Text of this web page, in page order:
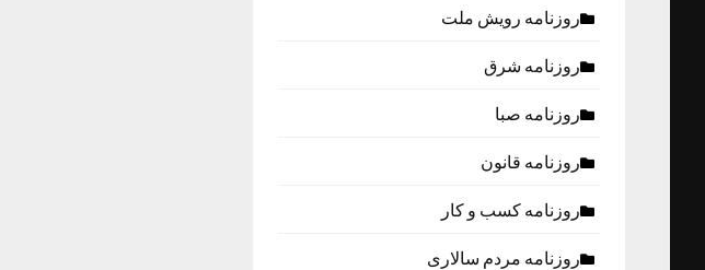
روزنامه رویش ملت
روزنامه شرق
روزنامه صبا
روزنامه قانون
روزنامه كسب و كار
روزنامه مردم سالاری